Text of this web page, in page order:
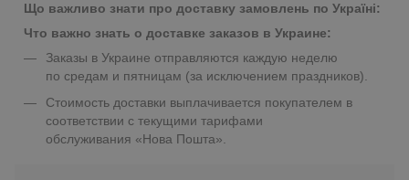
Що важливо знати про доставку замовлень по Україні:
Что важно знать о доставке заказов в Украине:
Заказы в Украине отправляются каждую неделю
по средам и пятницам (за исключением праздников).
Стоимость доставки выплачивается покупателем в
соответствии с текущими тарифами
обслуживания «Нова Пошта».